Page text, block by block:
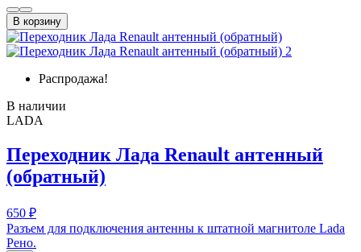
В корзину
Распродажа!
В наличии
LADA
Переходник Лада Renault антенный
(обратный)
650 ₽
Разъем для подключения антенны к штатной магнитоле Lada
Рено.